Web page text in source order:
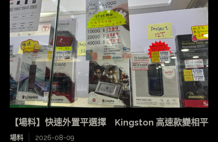
【場料】快速外置平選擇 Kingston 高速款變相平
場料 2026-08-09